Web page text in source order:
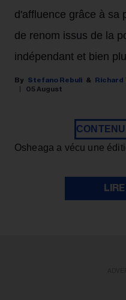
d'affluence grâce à sa
de renom issus de la
indépendant et bien
Stefano Rebuli Richard
05 August
Osheaga a vécu une